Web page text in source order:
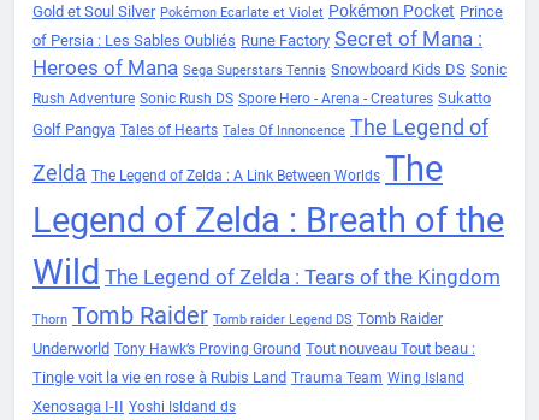
Gold et Soul Silver Pokémon Ecarlate et Violet Pokémon Pocket Prince
of Persia : Les Sables Oubliés Rune Factory Secret of Mana :
Heroes of Mana Sega Superstars Tennis Snowboard Kids DS Sonic
Rush Adventure Sonic Rush DS Spore Hero - Arena - Creatures Sukatto
Golf Pangya Tales of Hearts Tales Of Innoncence The Legend of
Zelda The Legend of Zelda : A Link Between Worlds The
Legend of Zelda : Breath of the
Wild The Legend of Zelda : Tears of the Kingdom
Thorn Tomb Raider Tomb raider Legend DS Tomb Raider
Underworld Tony Hawk’s Proving Ground Tout nouveau Tout beau :
Tingle voit la vie en rose à Rubis Land Trauma Team Wing Island
Xenosaga I-II Yoshi Isldand ds